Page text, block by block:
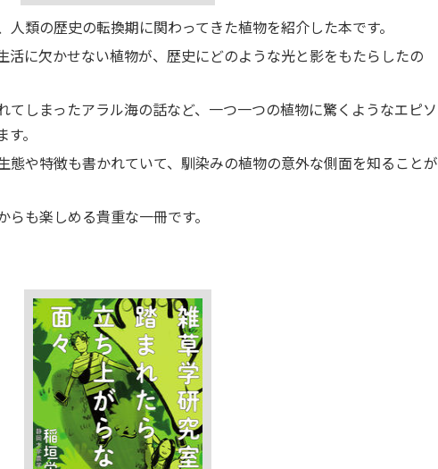
類の歴史の転換期に関わってきた植物を紹介した本です。
活に欠かせない植物が、歴史にどのような光と影をもたらしたの
てしまったアラル海の話など、一つ一つの植物に驚くようなエピソ
。
態や特徴も書かれていて、馴染みの植物の意外な側面を知ることが
も楽しめる貴重な一冊です。